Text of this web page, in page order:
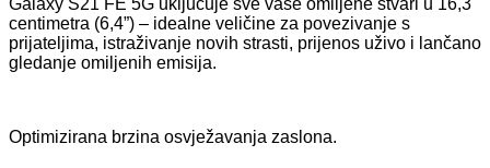
centimetra (6,4”) – idealne veličine za povezivanje s
prijateljima, istraživanje novih strasti, prijenos uživo i lančano
gledanje omiljenih emisija.
Optimizirana brzina osvježavanja zaslona.